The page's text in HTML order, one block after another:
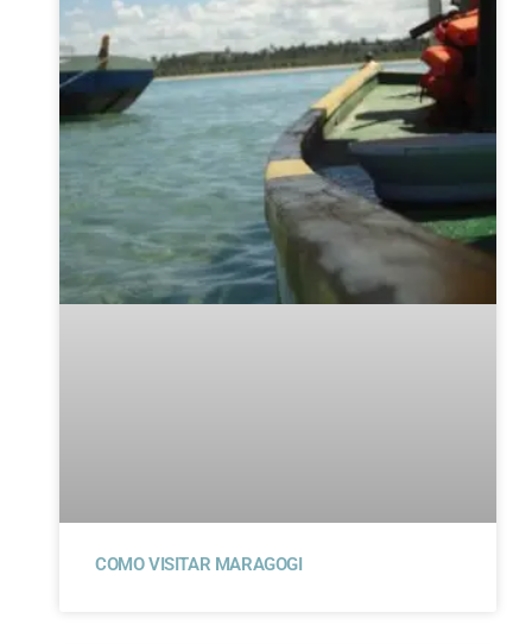
COMO VISITAR MARAGOGI